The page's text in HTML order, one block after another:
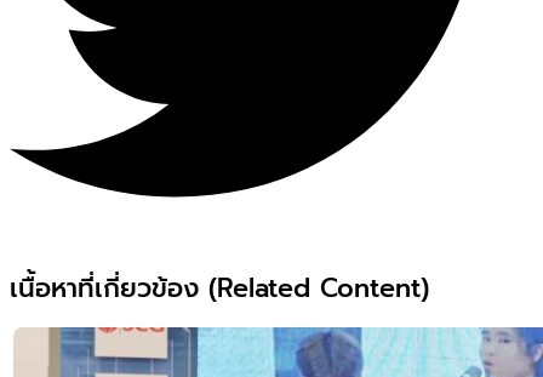
เนื้อหาที่เกี่ยวข้อง (Related Content)